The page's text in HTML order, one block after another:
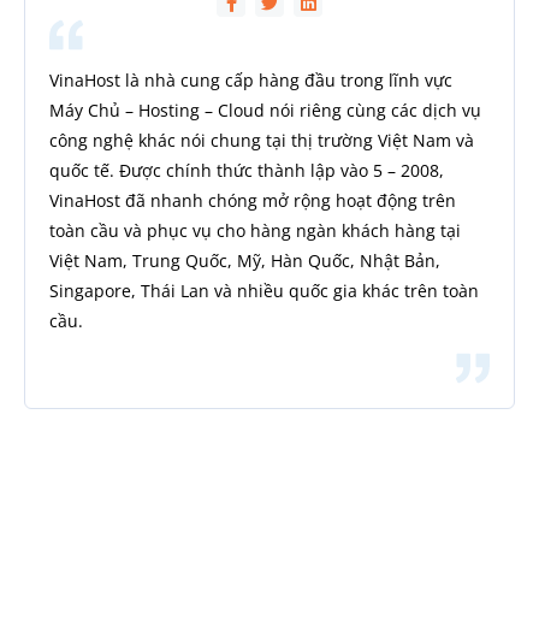
VinaHost là nhà cung cấp hàng đầu trong lĩnh vực
Máy Chủ – Hosting – Cloud nói riêng cùng các dịch vụ
công nghệ khác nói chung tại thị trường Việt Nam và
quốc tế. Được chính thức thành lập vào 5 – 2008,
VinaHost đã nhanh chóng mở rộng hoạt động trên
toàn cầu và phục vụ cho hàng ngàn khách hàng tại
Việt Nam, Trung Quốc, Mỹ, Hàn Quốc, Nhật Bản,
Singapore, Thái Lan và nhiều quốc gia khác trên toàn
cầu.